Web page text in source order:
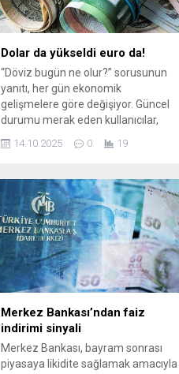
Dolar da yükseldi euro da!
“Döviz bugün ne olur?” sorusunun
yanıtı, her gün ekonomik
gelişmelere göre değişiyor. Güncel
durumu merak eden kullanıcılar,
analizlerini, ekonomi yazarlarının
hareketlerin nedenlerini yakından ...
14.10.2025 0 19
Merkez Bankası’ndan faiz
indirimi sinyali
Merkez Bankası, bayram sonrası
piyasaya likidite sağlamak amacıyla